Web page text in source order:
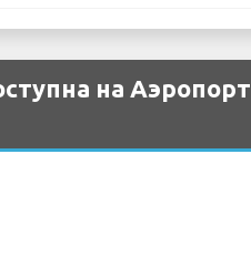
на Аэропорт